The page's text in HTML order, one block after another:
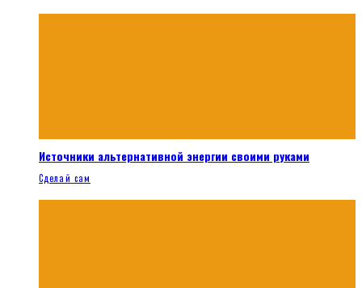
Источники альтернативной энергии своими руками
Сделай сам